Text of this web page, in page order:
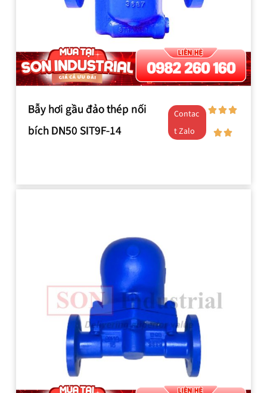
Bẫy hơi gầu đảo thép nối
bích DN50 SIT9F-14
Contac
t Zalo